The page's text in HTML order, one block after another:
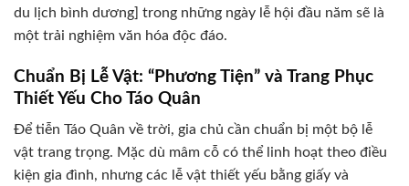
du lịch bình dương] trong những ngày lễ hội đầu năm sẽ là
một trải nghiệm văn hóa độc đáo.
Chuẩn Bị Lễ Vật: “Phương Tiện” và Trang Phục
Thiết Yếu Cho Táo Quân
Để tiễn Táo Quân về trời, gia chủ cần chuẩn bị một bộ lễ
vật trang trọng. Mặc dù mâm cỗ có thể linh hoạt theo điều
kiện gia đình, nhưng các lễ vật thiết yếu bằng giấy và